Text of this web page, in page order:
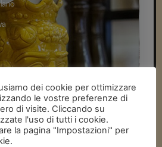
dei cookie per ottimizzare
le vostre preferenze di
di visite. Cliccando su
l'uso di tutti i cookie.
la pagina "Impostazioni" per